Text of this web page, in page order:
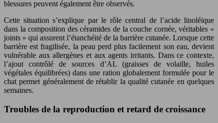
blessures peuvent également être observés.
Cette situation s’explique par le rôle central de l’acide linoléique
dans la composition des céramides de la couche cornée, véritables «
joints » qui assurent l’étanchéité de la barrière cutanée. Lorsque cette
barrière est fragilisée, la peau perd plus facilement son eau, devient
vulnérable aux allergènes et aux agents irritants. Dans ce contexte,
l’ajout contrôlé de sources d’AL (graisses de volaille, huiles
végétales équilibrées) dans une ration globalement formulée pour le
chat permet généralement de rétablir la qualité cutanée en quelques
semaines.
Troubles de la reproduction et retard de croissance